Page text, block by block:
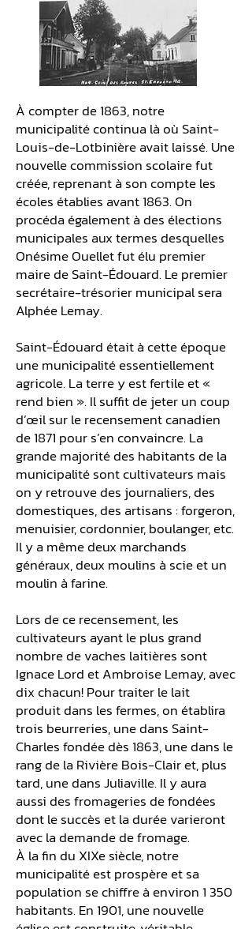
À compter de 1863, notre
municipalité continua là où Saint-
Louis-de-Lotbinière avait laissé. Une
nouvelle commission scolaire fut
créée, reprenant à son compte les
écoles établies avant 1863. On
procéda également à des élections
municipales aux termes desquelles
Onésime Ouellet fut élu premier
maire de Saint-Édouard. Le premier
secrétaire-trésorier municipal sera
Alphée Lemay.
Saint-Édouard était à cette époque
une municipalité essentiellement
agricole. La terre y est fertile et «
rend bien ». Il suffit de jeter un coup
d’œil sur le recensement canadien
de 1871 pour s’en convaincre. La
grande majorité des habitants de la
municipalité sont cultivateurs mais
on y retrouve des journaliers, des
domestiques, des artisans : forgeron,
menuisier, cordonnier, boulanger, etc.
Il y a même deux marchands
généraux, deux moulins à scie et un
moulin à farine.
Lors de ce recensement, les
cultivateurs ayant le plus grand
nombre de vaches laitières sont
Ignace Lord et Ambroise Lemay, avec
dix chacun! Pour traiter le lait
produit dans les fermes, on établira
trois beurreries, une dans Saint-
Charles fondée dès 1863, une dans le
rang de la Rivière Bois-Clair et, plus
tard, une dans Juliaville. Il y aura
aussi des fromageries de fondées
dont le succès et la durée varieront
avec la demande de fromage.
À la fin du XIXe siècle, notre
municipalité est prospère et sa
population se chiffre à environ 1 350
habitants. En 1901, une nouvelle